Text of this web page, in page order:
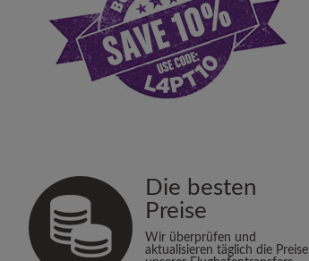
Die besten
Preise
Wir überprüfen und
aktualisieren täglich die Preise